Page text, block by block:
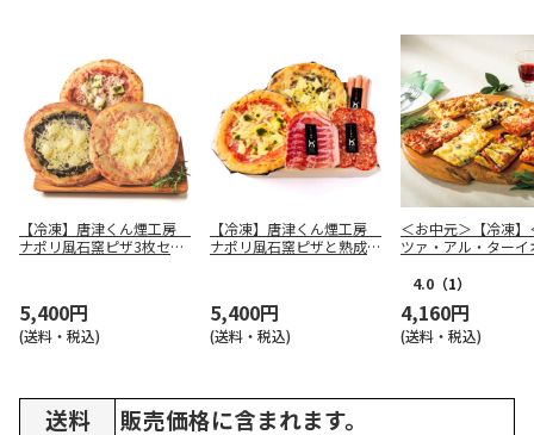
【冷凍】唐津くん煙工房
ナポリ風石窯ピザ3枚セッ
5,400円
(送料・税込)
【冷凍】唐津くん煙工房
ナポリ風石窯ピザと熟成ハ
5,400円
(送料・税込)
＜お中元＞【冷凍】
ツァ・アル・ターイ
セット
4.0 （1）
4,160円
(送料・税込)
送料 販売価格に含まれます。